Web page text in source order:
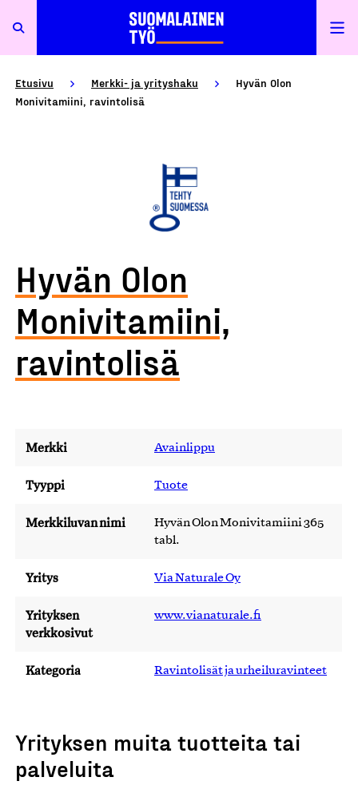
Etusivu Merkki- ja yrityshaku
Hyvän Olon
Monivitamiini, ravintolisä
Hyvän Olon
Monivitamiini,
ravintolisä
Merkki Avainlippu
Tyyppi Tuote
Merkkiluvan nimi
Hyvän Olon Monivitamiini 365
tabl.
Yritys Via Naturale Oy
Yrityksen
verkkosivut
www.vianaturale.fi
Kategoria Ravintolisät ja urheiluravinteet
Yrityksen muita tuotteita tai
palveluita